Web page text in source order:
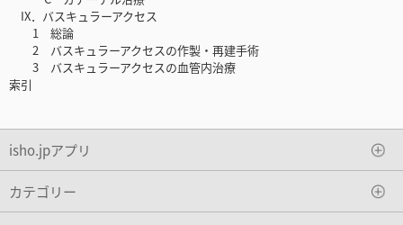
IX．バスキュラーアクセス
1 総論
2 バスキュラーアクセスの作製・再建手術
3 バスキュラーアクセスの血管内治療
索引
isho.jpアプリ
カテゴリー